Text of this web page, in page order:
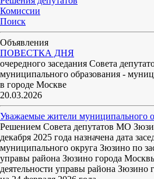
Комиссии
Поиск
Объявления
ПОВЕСТКА ДНЯ
очередного заседания Совета
муниципального образования -
в городе Москве
20.03.2026
Уважаемые жители муниципального
Решением Совета депутатов МО
декабря 2025 года назначена дата
муниципального округа Зюзино по
управы района Зюзино города Москвы
деятельности управы района Зюзино